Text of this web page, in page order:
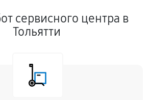
сервисного центра в
Тольятти